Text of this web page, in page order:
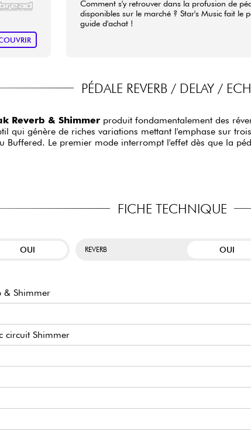
Comment s'y retrouver dans la profusion de
disponibles sur le marché ? Star's Music fait le
guide d'achat !
PÉDALE REVERB / DELAY /
Reverb & Shimmerproduit fondamentalement des
qui génère de riches variations mettant l'emphase sur
Buffered. Le premier mode interrompt l'effet dès que la
FICHE TECHNIQUE
OUI REVERB OUI
& Shimmer
circuit Shimmer